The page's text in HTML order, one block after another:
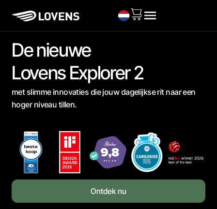
naar
De nieuwe
Lovens Explorer 2
met slimme innovaties die jouw dagelijkse rit naar een
hoger niveau tillen.
Ontdek nu